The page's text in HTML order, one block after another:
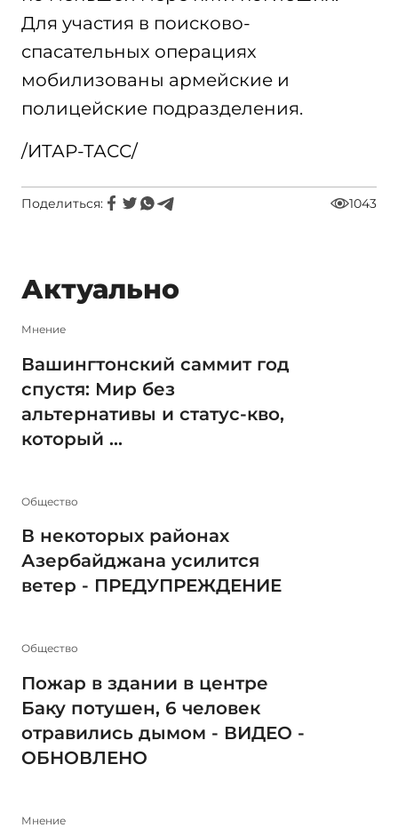
Для участия в поисково-
спасательных операциях
мобилизованы армейские и
полицейские подразделения.
/ИТАР-ТАСС/
Поделиться: 1043
Актуально
Мнение
Вашингтонский саммит год
спустя: Мир без
альтернативы и статус-кво,
который ...
Общество
В некоторых районах
Азербайджана усилится
ветер - ПРЕДУПРЕЖДЕНИЕ
Общество
Пожар в здании в центре
Баку потушен, 6 человек
отравились дымом - ВИДЕО -
ОБНОВЛЕНО
Мнение